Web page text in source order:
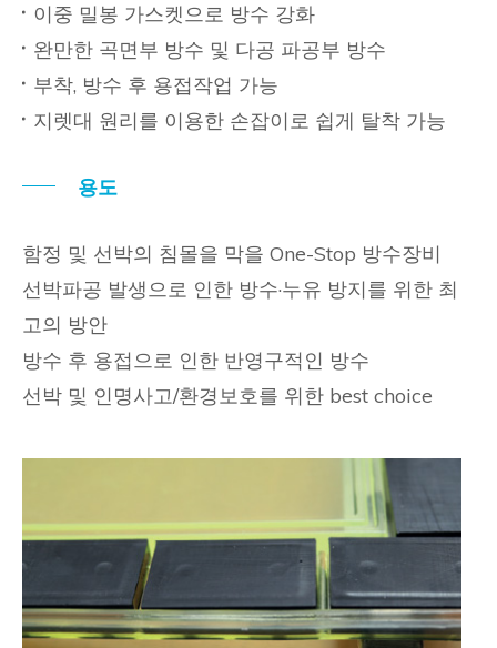
이중 밀봉 가스켓으로 방수 강화
완만한 곡면부 방수 및 다공 파공부 방수
부착, 방수 후 용접작업 가능
지렛대 원리를 이용한 손잡이로 쉽게 탈착 가능
용도
함정 및 선박의 침몰을 막을 One-Stop 방수장비
선박파공 발생으로 인한 방수·누유 방지를 위한 최
고의 방안
방수 후 용접으로 인한 반영구적인 방수
선박 및 인명사고/환경보호를 위한 best choice